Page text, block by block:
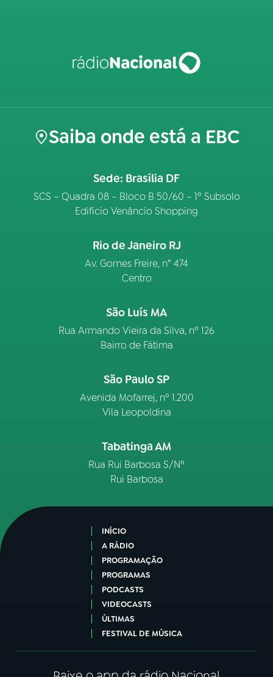
Saiba onde está a EBC
Sede: Brasília DF
SCS – Quadra 08 – Bloco B 50/60 – 1º Subsolo
Edifício Venâncio Shopping
Rio de Janeiro RJ
Av. Gomes Freire, n° 474
Centro
São Luís MA
Rua Armando Vieira da Silva, nº 126
Bairro de Fátima
São Paulo SP
Avenida Mofarrej, nº 1.200
Vila Leopoldina
Tabatinga AM
Rua Rui Barbosa S/Nº
Rui Barbosa
INÍCIO
A RÁDIO
PROGRAMAÇÃO
PROGRAMAS
PODCASTS
VIDEOCASTS
ÚLTIMAS
FESTIVAL DE MÚSICA